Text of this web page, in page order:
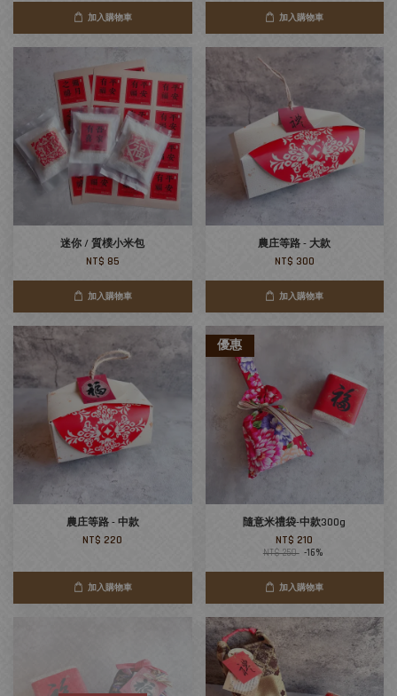
加入購物車 加入購物車
迷你 / 質樸小米包
NT$ 85
加入購物車
農庄等路 - 大款
NT$ 300
加入購物車
農庄等路 - 中款
NT$ 220
加入購物車
優惠
隨意米禮袋-中款300g
NT$ 210
NT$ 250 -16%
加入購物車